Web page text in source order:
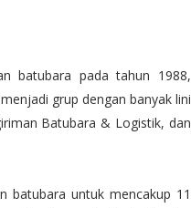
batubara pada tahun 1988,
grup dengan banyak lini
Batubara & Logistik, dan
batubara untuk mencakup 11